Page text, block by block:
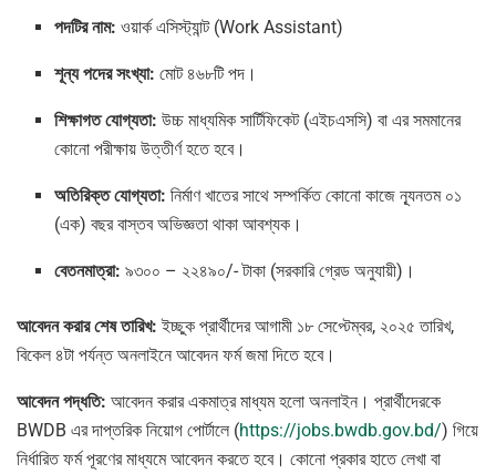
পদটির নাম: ওয়ার্ক এসিস্ট্যান্ট (Work Assistant)
শূন্য পদের সংখ্যা: মোট ৪৬৮টি পদ।
শিক্ষাগত যোগ্যতা: উচ্চ মাধ্যমিক সার্টিফিকেট (এইচএসসি) বা এর সমমানের
কোনো পরীক্ষায় উত্তীর্ণ হতে হবে।
অতিরিক্ত যোগ্যতা: নির্মাণ খাতের সাথে সম্পর্কিত কোনো কাজে ন্যূনতম ০১
(এক) বছর বাস্তব অভিজ্ঞতা থাকা আবশ্যক।
বেতনমাত্রা: ৯৩০০ – ২২৪৯০/- টাকা (সরকারি গ্রেড অনুযায়ী)।
আবেদন করার শেষ তারিখ: ইচ্ছুক প্রার্থীদের আগামী ১৮ সেপ্টেম্বর, ২০২৫ তারিখ,
বিকেল ৪টা পর্যন্ত অনলাইনে আবেদন ফর্ম জমা দিতে হবে।
আবেদন পদ্ধতি: আবেদন করার একমাত্র মাধ্যম হলো অনলাইন। প্রার্থীদেরকে
BWDB এর দাপ্তরিক নিয়োগ পোর্টালে (https://jobs.bwdb.gov.bd/) গিয়ে
নির্ধারিত ফর্ম পূরণের মাধ্যমে আবেদন করতে হবে। কোনো প্রকার হাতে লেখা বা